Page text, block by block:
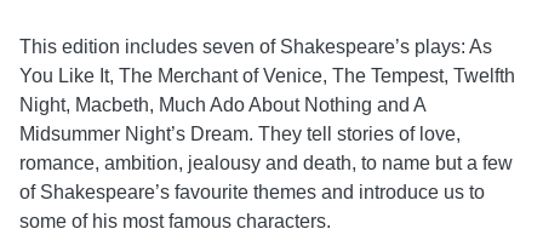
This edition includes seven of Shakespeare’s plays: As
You Like It, The Merchant of Venice, The Tempest, Twelfth
Night, Macbeth, Much Ado About Nothing and A
Midsummer Night’s Dream. They tell stories of love,
romance, ambition, jealousy and death, to name but a few
of Shakespeare’s favourite themes and introduce us to
some of his most famous characters.